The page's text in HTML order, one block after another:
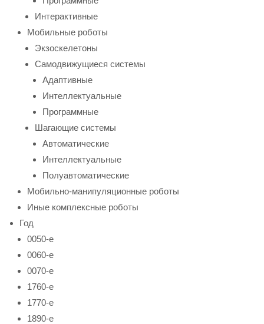
Интерактивные
Мобильные роботы
Экзоскелетоны
Самодвижущиеся системы
Адаптивные
Интеллектуальные
Программные
Шагающие системы
Автоматические
Интеллектуальные
Полуавтоматические
Мобильно-манипуляционные роботы
Иные комплексные роботы
Год
0050-е
0060-е
0070-е
1760-е
1770-е
1890-е